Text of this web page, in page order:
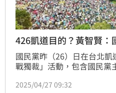
426凱道目的？黃智賢：
國民黨昨（26）日在台北
戰獨裁」活動，包含國民黨
辦方更宣稱現場破20萬人。
2025/04/27 09:32